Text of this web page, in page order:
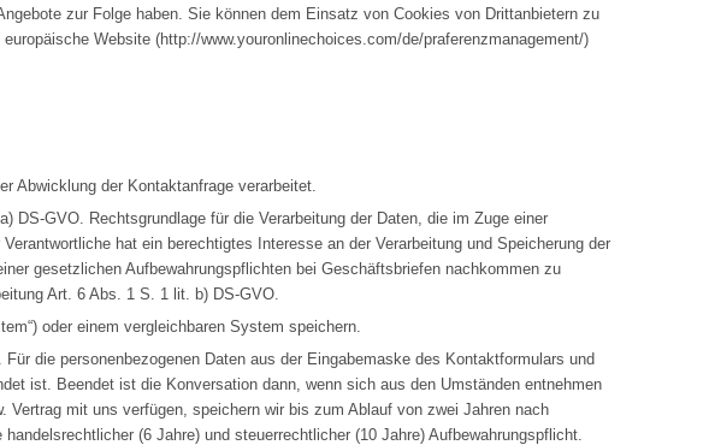
zur Folge haben. Sie können dem Einsatz von Cookies von Drittanbietern zu
Website (http://www.youronlinechoices.com/de/praferenzmanagement/)
Abwicklung der Kontaktanfrage verarbeitet.
DS-GVO. Rechtsgrundlage für die Verarbeitung der Daten, die im Zuge einer
hat ein berechtigtes Interesse an der Verarbeitung und Speicherung der
gesetzlichen Aufbewahrungspflichten bei Geschäftsbriefen nachkommen zu
Art. 6 Abs. 1 S. 1 lit. b) DS-GVO.
oder einem vergleichbaren System speichern.
die personenbezogenen Daten aus der Eingabemaske des Kontaktformulars und
ist. Beendet ist die Konversation dann, wenn sich aus den Umständen entnehmen
mit uns verfügen, speichern wir bis zum Ablauf von zwei Jahren nach
(6 Jahre) und steuerrechtlicher (10 Jahre) Aufbewahrungspflicht.